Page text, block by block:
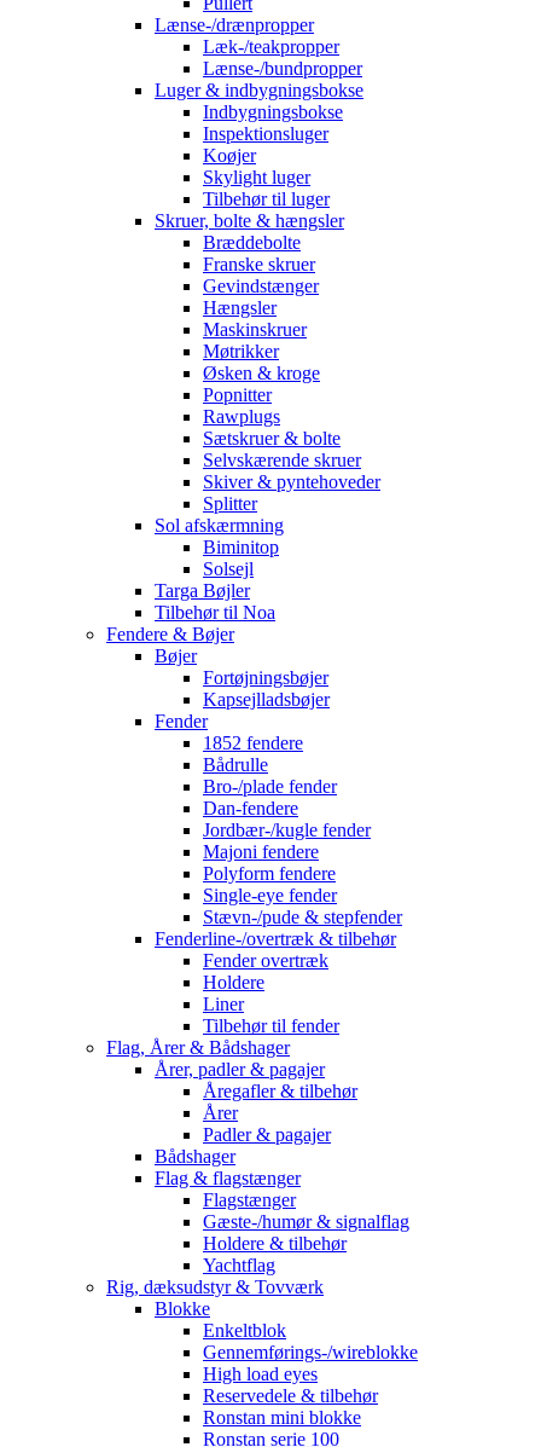
Lænse-/drænpropper
Læk-/teakpropper
Lænse-/bundpropper
Luger & indbygningsbokse
Indbygningsbokse
Inspektionsluger
Koøjer
Skylight luger
Tilbehør til luger
Skruer, bolte & hængsler
Bræddebolte
Franske skruer
Gevindstænger
Hængsler
Maskinskruer
Møtrikker
Øsken & kroge
Popnitter
Rawplugs
Sætskruer & bolte
Selvskærende skruer
Skiver & pyntehoveder
Splitter
Sol afskærmning
Biminitop
Solsejl
Targa Bøjler
Tilbehør til Noa
Fendere & Bøjer
Bøjer
Fortøjningsbøjer
Kapsejlladsbøjer
Fender
1852 fendere
Bådrulle
Bro-/plade fender
Dan-fendere
Jordbær-/kugle fender
Majoni fendere
Polyform fendere
Single-eye fender
Stævn-/pude & stepfender
Fenderline-/overtræk & tilbehør
Fender overtræk
Holdere
Liner
Tilbehør til fender
Flag, Årer & Bådshager
Årer, padler & pagajer
Åregafler & tilbehør
Årer
Padler & pagajer
Bådshager
Flag & flagstænger
Flagstænger
Gæste-/humør & signalflag
Holdere & tilbehør
Yachtflag
Rig, dæksudstyr & Tovværk
Blokke
Enkeltblok
Gennemførings-/wireblokke
High load eyes
Reservedele & tilbehør
Ronstan mini blokke
Ronstan serie 100